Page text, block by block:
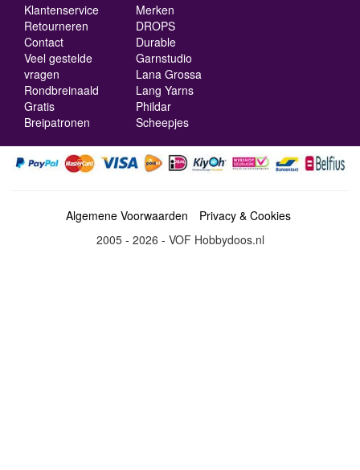
Klantenservice
Retourneren
Contact
Veel gestelde
vragen
Rondbreinaald
Gratis
Breipatronen
Merken
DROPS
Durable
Garnstudio
Lana Grossa
Lang Yarns
Phildar
Scheepjes
Algemene Voorwaarden
Privacy & Cookies
2005 - 2026 - VOF Hobbydoos.nl